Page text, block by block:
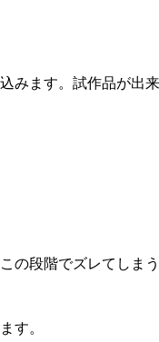
ます。試作品が出
段階でズレてしま
す。